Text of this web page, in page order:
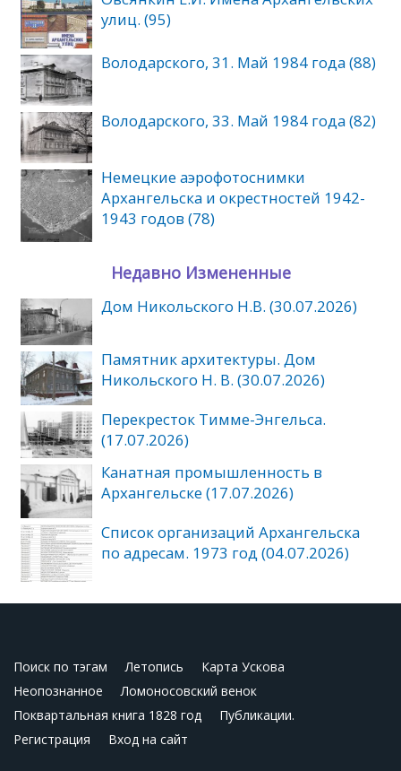
улиц. (95)
Володарского, 31. Май 1984 года (88)
Володарского, 33. Май 1984 года (82)
Немецкие аэрофотоснимки
Архангельска и окрестностей 1942-
1943 годов (78)
Недавно Измененные
Дом Никольского Н.В. (30.07.2026)
Памятник архитектуры. Дом
Никольского Н. В. (30.07.2026)
Перекресток Тимме-Энгельса.
(17.07.2026)
Канатная промышленность в
Архангельске (17.07.2026)
Список организаций Архангельска
по адресам. 1973 год (04.07.2026)
Поиск по тэгам Летопись
Карта Ускова
Неопознанное
Ломоносовский венок
Поквартальная книга 1828 год
Публикации.
Регистрация
Вход на сайт